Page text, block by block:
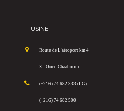
USINE
Route de L'aéroport km 4
Z.I Oued Chaabouni
(+216) 74 682 333 (LG)
(+216) 74 682 500